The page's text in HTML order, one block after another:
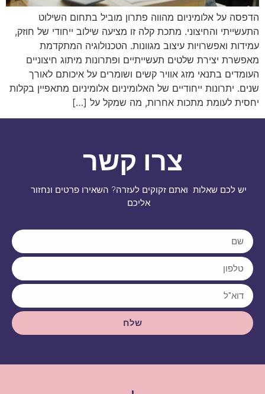
הדפסה על אלומיניום מהווה פתרון מוביל בתחום השילוט
התעשייתי והחיצוני. מתכת קלה זו מציעה שילוב ייחודי של חוזק,
עמידות ואפשרויות עיצוב מגוונות. הטכנולוגיה המתקדמת
מאפשרת יצירת שלטים תעשייתיים ופתרונות מיתוג חיצוניים
העומדים בתנאי מזג אוויר קשים ושומרים על איכותם לאורך
שנים. יתרונות ייחודיים של האלומיניום אלומיניום מתאפיין בקלות
יחסית לעומת מתכות אחרות, מה שמקל על […]
צרו קשר
יש לכם שאלות ואתם זקוקים לעזרה? השאירו פרטים ונחזור
אליכם
שלח